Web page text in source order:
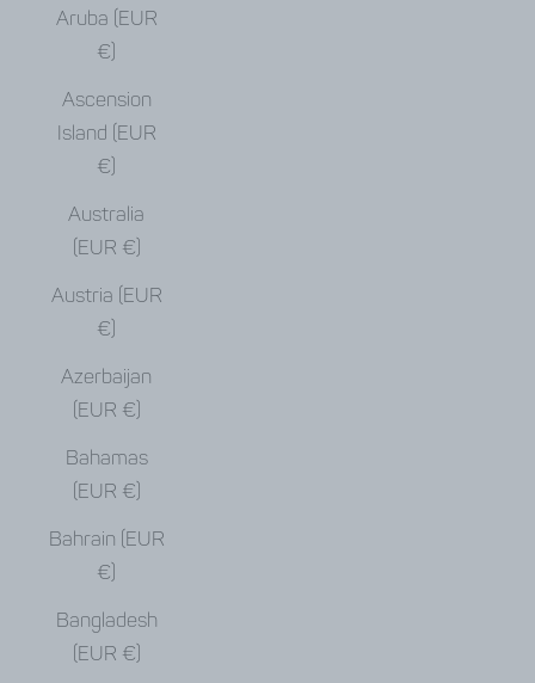
Aruba (EUR
€)
Ascension
Island (EUR
€)
Australia
(EUR €)
Austria (EUR
€)
Azerbaijan
(EUR €)
Bahamas
(EUR €)
Bahrain (EUR
€)
Bangladesh
(EUR €)